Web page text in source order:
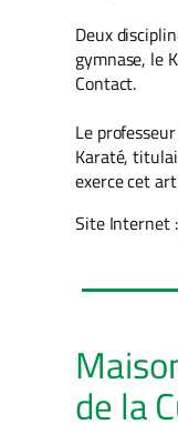
Deux
gymnase, le
Contact.
Le
Karaté,
exerce cet
Site Internet :
de la